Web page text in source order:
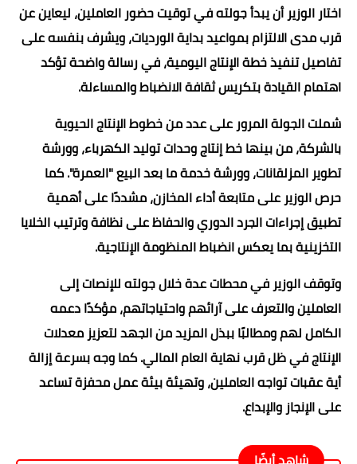
اختار الوزير أن يبدأ جولته في توقيت حضور العاملين، ليعاين عن
قرب مدى الالتزام بمواعيد بداية الورديات، ويشرف بنفسه على
تفاصيل تنفيذ خطة الإنتاج اليومية، في رسالة واضحة تؤكد
اهتمام القيادة بتكريس ثقافة الانضباط والمساءلة.
شملت الجولة المرور على عدد من خطوط الإنتاج الحيوية
بالشركة، من بينها خط إنتاج وحدات توليد الكهرباء، وورشة
تطوير المزلقانات، وورشة خدمة ما بعد البيع "العمرة". كما
حرص الوزير على متابعة أداء المخازن، مشددًا على أهمية
تطبيق إجراءات الجرد الدوري والحفاظ على نظافة وترتيب الخلايا
التخزينية بما يعكس انضباط المنظومة الإنتاجية.
وتوقف الوزير في محطات عدة خلال جولته للإنصات إلى
العاملين والتعرف على آرائهم واحتياجاتهم، مؤكدًا دعمه
الكامل لهم ومطالبًا ببذل المزيد من الجهد لتعزيز معدلات
الإنتاج في ظل قرب نهاية العام المالي. كما وجه بسرعة إزالة
أية عقبات تواجه العاملين، وتهيئة بيئة عمل محفزة تساعد
على الإنجاز والإبداع.